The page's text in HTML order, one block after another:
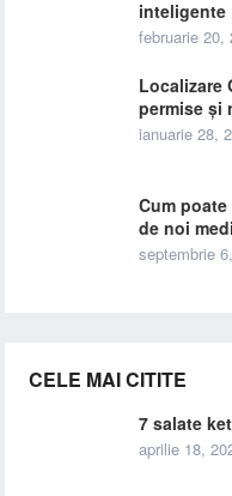
inteligente
februarie 20,
Localizare
permise și
ianuarie 28,
Cum
de noi
septembrie
CELE MAI CITITE
7 salate
aprilie 18,